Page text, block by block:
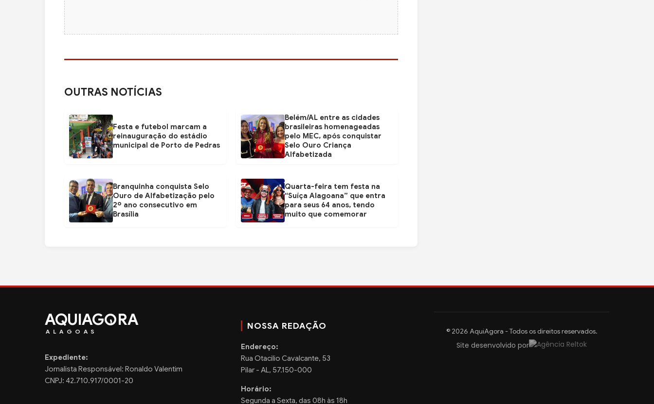
OUTRAS NOTÍCIAS
Festa e futebol marcam a
reinauguração do estádio
municipal de Porto de Pedras
Belém/AL entre as cidades
brasileiras homenageadas
pelo MEC, após conquistar
Selo Ouro Criança
Alfabetizada
Branquinha conquista Selo
Ouro de Alfabetização pelo
2º ano consecutivo em
Brasília
Quarta-feira tem festa na
“Suíça Alagoana” que entra
para seus 64 anos, tendo
muito que comemorar
AQUIAG RA
ALAGOAS
Expediente:
Jornalista Responsável: Ronaldo Valentim
CNPJ: 42.710.917/0001-20
NOSSA REDAÇÃO
Endereço:
Rua Otacilio Cavalcante, 53
Pilar - AL, 57.150-000
Horário:
Segunda a Sexta, das 08h às 18h
© 2026 AquiAgora - Todos os direitos reservados.
Site desenvolvido por